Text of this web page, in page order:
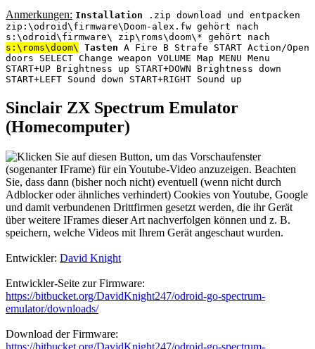
Anmerkungen: Installation .zip download und entpacken
zip:\odroid\firmware\Doom-alex.fw gehört nach
s:\odroid\firmware\ zip\roms\doom\* gehört nach
s:\roms\doom\
Tasten A Fire B Strafe START Action/Open
doors SELECT Change weapon VOLUME Map MENU Menu
START+UP Brightness up START+DOWN Brightness down
START+LEFT Sound down START+RIGHT Sound up
Sinclair ZX Spectrum Emulator
(Homecomputer)
Entwickler: David Knight
Entwickler-Seite zur Firmware:
https://bitbucket.org/DavidKnight247/odroid-go-spectrum-
emulator/downloads/
Download der Firmware:
https://bitbucket.org/DavidKnight247/odroid-go-spectrum-